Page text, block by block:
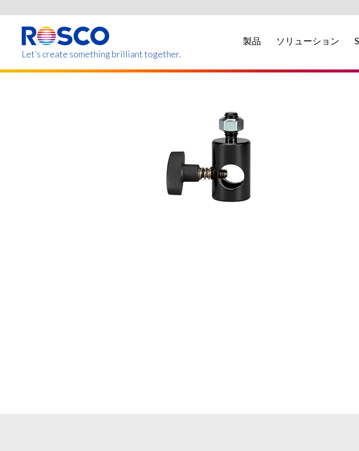
content
Let’s create something brilliant together.
製品 ソリューション
このページの製品は、お住まいの地域ではご利用いただけ